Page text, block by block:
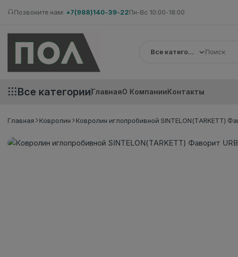
Позвоните нам: +7(988)140-39-22Пн-Вс 10:00-18:00
Все категории
Все категорииГлавнаяО КомпанииКонтакты
Главная Ковролин Ковролин иглопробивной SINTELON(TARKETT)